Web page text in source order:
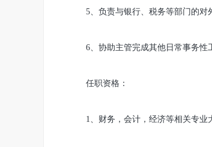
5、负责与银行、税务等部门的对
6、协助主管完成其他日常事务性
任职资格：
1、财务，会计，经济等相关专业